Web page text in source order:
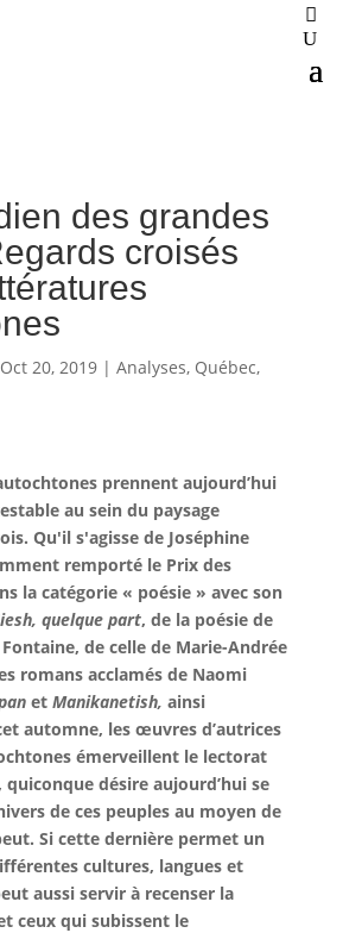
des grandes
croisés
Oct 20, 2019| Analyses, Québec,
prennent aujourd’hui
au sein du paysage
Qu'il s'agisse de Joséphine
remporté le Prix des
la catégorie « poésie » avec son
quelque part, de la poésie de
de celle de Marie-Andrée
romans acclamés de Naomi
etManikanetish, ainsi
automne, les œuvres d’autrices
émerveillent le lectorat
quiconque désire aujourd’hui se
de ces peuples au moyen de
Si cette dernière permet un
cultures, langues et
aussi servir à recenser la
ceux qui subissent le